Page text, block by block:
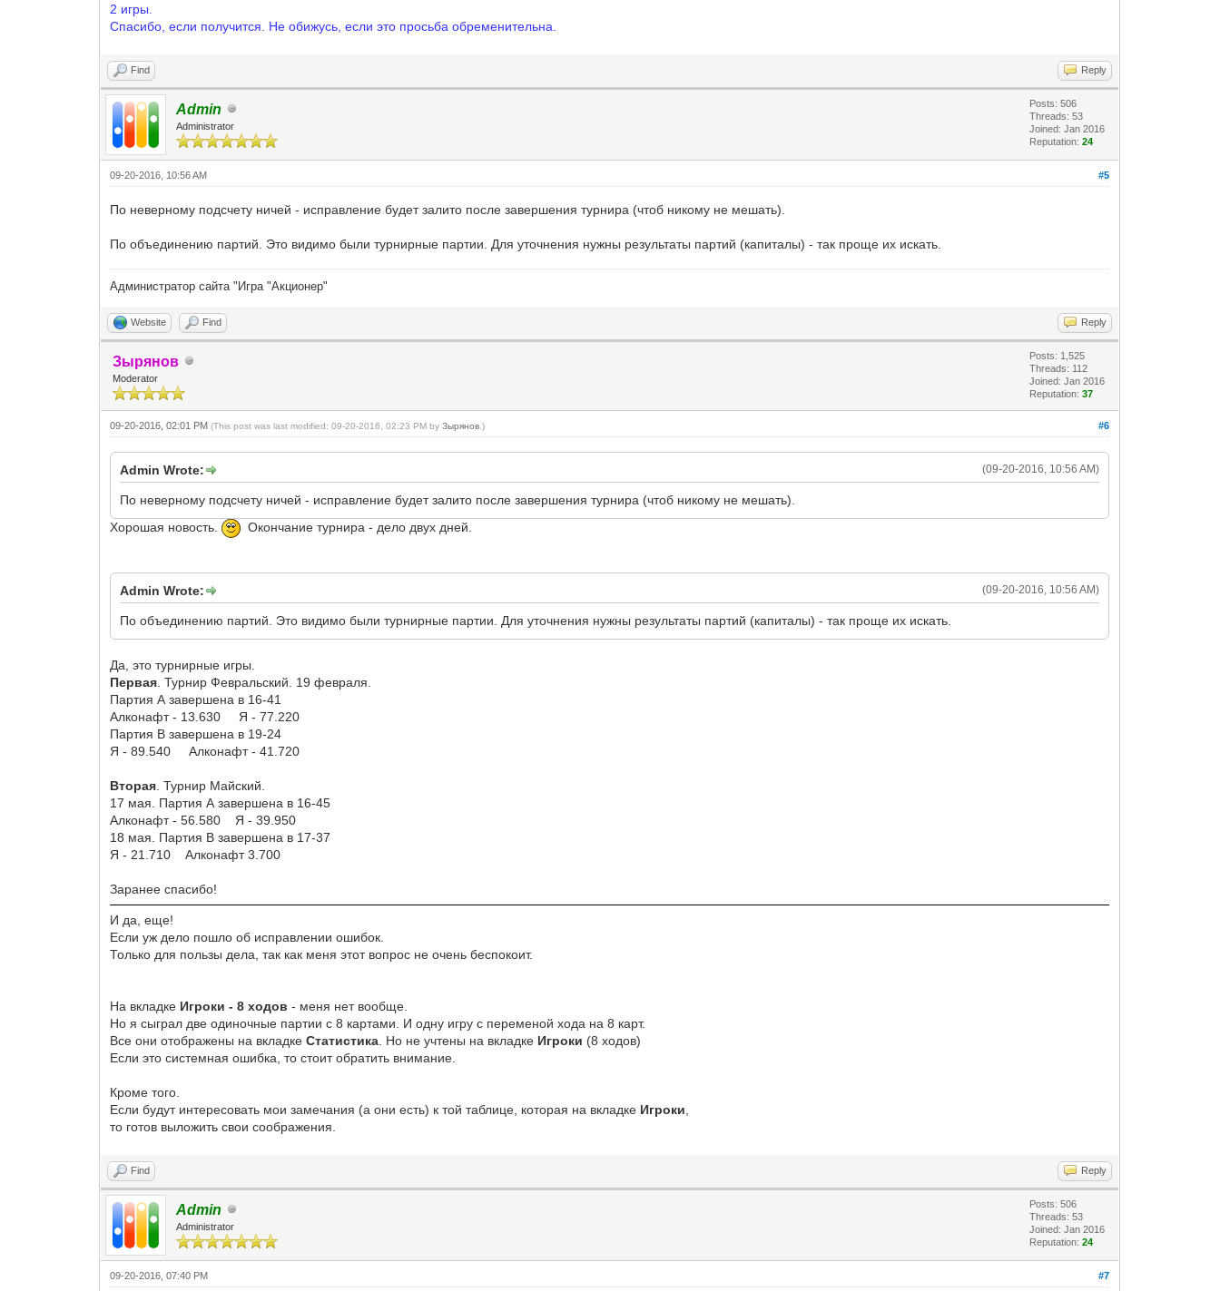
2 игры.
Спасибо, если получится. Не обижусь, если это просьбаобременительна
Find Reply
Admin
Administrator
Posts: 506
Threads: 53
Joined: Jan 2016
Reputation:24
#5
09-20-2016, 10:56 AM
По неверному подсчету ничей - исправление будет залито после завершения турнира (чтоб никому не мешать).
По объединению партий. Это видимо были турнирные партии. Для уточнения нужны результаты партий (капиталы) - так проще их искать.
Администратор сайта "Игра "Акционер"
Website Find Reply
Зырянов
Moderator
Posts: 1,525
Threads: 112
Joined: Jan 2016
Reputation:37
#6
09-20-2016, 02:01 PM(This post was last modified: 09-20-2016, 02:23 PM byЗырянов .)
(09-20-2016, 10:56 AM)
Admin Wrote:
По неверному подсчету ничей - исправление будет залито после завершения турнира (чтоб никому не мешать).
Хорошая новость.
Окончание турнира - дело двух дней.
(09-20-2016, 10:56 AM)
Admin Wrote:
По объединению партий. Это видимо были турнирные партии. Для уточнения нужны результаты партий (капиталы) - так проще их искать.
Да, это турнирные игры.
Первая . Турнир Февральский. 19 февраля.
Партия А завершена в 16-41
Алконафт - 13.630 Я - 77.220
Партия В завершена в 19-24
Я - 89.540 Алконафт - 41.720
Вторая . Турнир Майский.
17 мая. Партия А завершена в 16-45
Алконафт - 56.580 Я - 39.950
18 мая. Партия В завершена в 17-37
Я - 21.710 Алконафт 3.700
Заранее спасибо!
И да, еще!
Если уж дело пошло об исправлении ошибок.
Только для пользы дела, так как меня этот вопрос не очень беспокоит.
На вкладке Игроки - 8 ходов - меня нет вообще.
Но я сыграл две одиночные партии с 8 картами. И одну игру с переменой хода на 8 карт.
Все они отображены на вкладкеСтатистика . Но не учтены на вкладке Игроки (8 ходов)
Если это системная ошибка, то стоит обратить внимание.
Кроме того.
Если будут интересовать мои замечания (а они есть) к той таблице, которая на вкладке Игроки
то готов выложить свои соображения.
Find Reply
Admin
Administrator
Posts: 506
Threads: 53
Joined: Jan 2016
Reputation:24
#7
09-20-2016, 07:40 PM